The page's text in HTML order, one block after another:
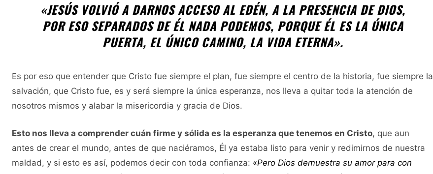
«JESÚS VOLVIÓ A DARNOS ACCESO AL EDÉN, A LA PRESENCIA DE DIOS,
POR ESO SEPARADOS DE ÉL NADA PODEMOS, PORQUE ÉL ES LA ÚNICA
PUERTA, EL ÚNICO CAMINO, LA VIDA ETERNA».
Es por eso que entender que Cristo fue siempre el plan, fue siempre el centro de la historia, fue siempre la
salvación, que Cristo fue, es y será siempre la única esperanza, nos lleva a quitar toda la atención de
nosotros mismos y alabar la misericordia y gracia de Dios.
Esto nos lleva a comprender cuán firme y sólida es la esperanza que tenemos en Cristo, que aun
antes de crear el mundo, antes de que naciéramos, Él ya estaba listo para venir y redimirnos de nuestra
maldad, y si esto es así, podemos decir con toda confianza: «Pero Dios demuestra su amor para con